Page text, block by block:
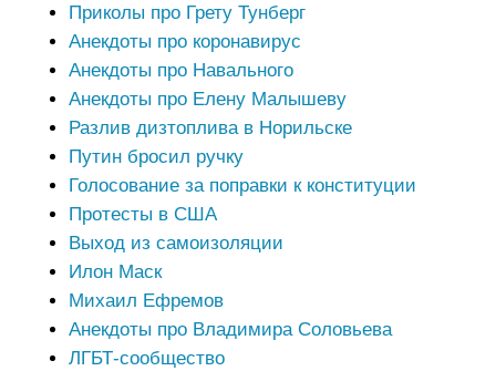
Приколы про Грету Тунберг
Анекдоты про коронавирус
Анекдоты про Навального
Анекдоты про Елену Малышеву
Разлив дизтоплива в Норильске
Путин бросил ручку
Голосование за поправки к конституции
Протесты в США
Выход из самоизоляции
Илон Маск
Михаил Ефремов
Анекдоты про Владимира Соловьева
ЛГБТ-сообщество